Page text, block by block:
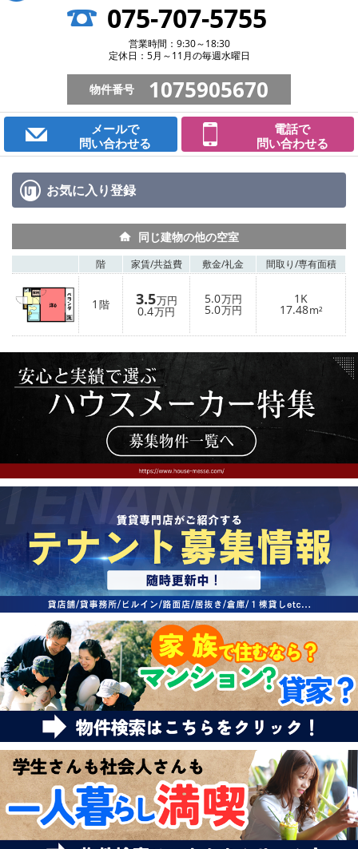
075-707-5755
営業時間：9:30～18:30
定休日：5月～11月の毎週水曜日
物件番号 1075905670
メールで
問い合わせる
電話で
問い合わせる
お気に入り登録
同じ建物の他の空室
階 家賃/共益費 敷金/礼金 間取り/専有面積
1 階 3.5万円
0.4万円
5.0万円
5.0万円
1K
17.48m²